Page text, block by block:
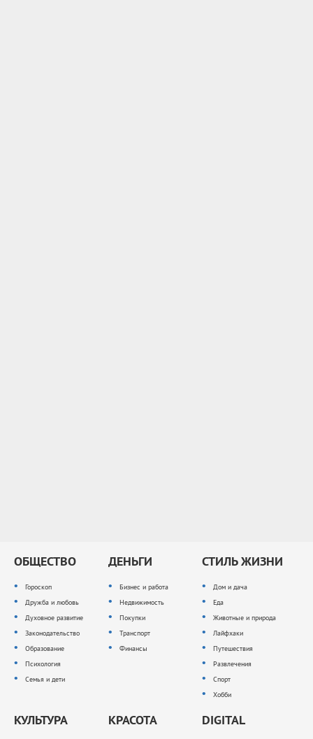
ОБЩЕСТВО
Гороскоп
Дружба и любовь
Духовное развитие
Законодательство
Образование
Психология
Семья и дети
ДЕНЬГИ
Бизнес и работа
Недвижимость
Покупки
Транспорт
Финансы
СТИЛЬ ЖИЗНИ
Дом и дача
Еда
Животные и природа
Лайфхаки
Путешествия
Развлечения
Спорт
Хобби
КУЛЬТУРА КРАСОТА DIGITAL